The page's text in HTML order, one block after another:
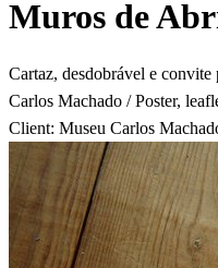
Muros de
Cartaz, desdobrável e
Carlos Machado / Poster,
Client: Museu Carlos